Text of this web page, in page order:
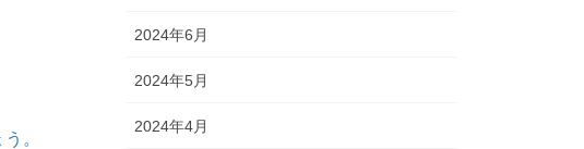
。
2024年6月
2024年5月
2024年4月